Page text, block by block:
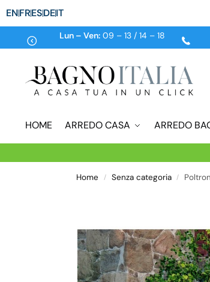
ENFRESDEIT
Lun – Ven:09 – 13 / 14 – 18
HOME ARREDO CASA ARREDO
Home / Senza categoria /